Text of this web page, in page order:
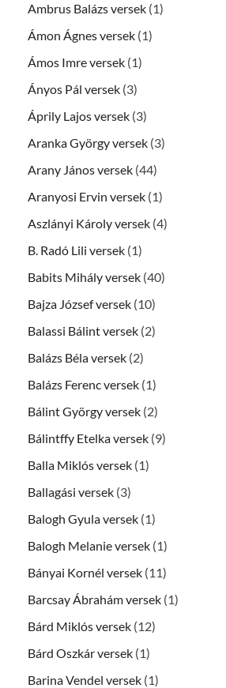
Ambrus Balázs versek (1)
Ámon Ágnes versek (1)
Ámos Imre versek (1)
Ányos Pál versek (3)
Áprily Lajos versek (3)
Aranka György versek (3)
Arany János versek (44)
Aranyosi Ervin versek (1)
Aszlányi Károly versek (4)
B. Radó Lili versek (1)
Babits Mihály versek (40)
Bajza József versek (10)
Balassi Bálint versek (2)
Balázs Béla versek (2)
Balázs Ferenc versek (1)
Bálint György versek (2)
Bálintffy Etelka versek (9)
Balla Miklós versek (1)
Ballagási versek (3)
Balogh Gyula versek (1)
Balogh Melanie versek (1)
Bányai Kornél versek (11)
Barcsay Ábrahám versek (1)
Bárd Miklós versek (12)
Bárd Oszkár versek (1)
Barina Vendel versek (1)